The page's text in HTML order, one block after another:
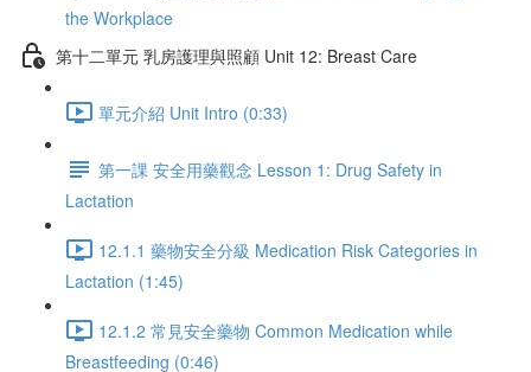
the Workplace
第十二單元 乳房護理與照顧 Unit 12: Breast Care
單元介紹 Unit Intro (0:33)
第一課 安全用藥觀念 Lesson 1: Drug Safety in
Lactation
12.1.1 藥物安全分級 Medication Risk Categories in
Lactation (1:45)
12.1.2 常見安全藥物 Common Medication while
Breastfeeding (0:46)